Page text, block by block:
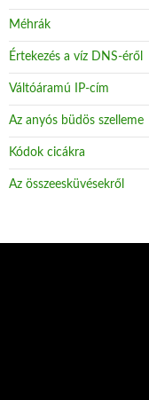
Méhrák
Értekezés a víz DNS-éről
Váltóáramú IP-cím
Az anyós büdös szelleme
Kódok cicákra
Az összeesküvésekről